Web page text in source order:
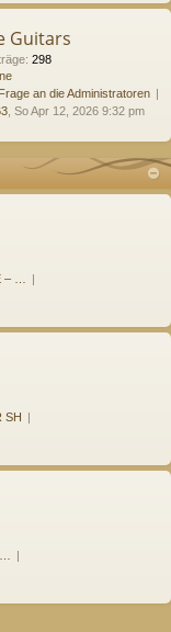
Guitars
: 298
Frage an die Administratoren
, So Apr 12, 2026 9:32 pm
– …
SH